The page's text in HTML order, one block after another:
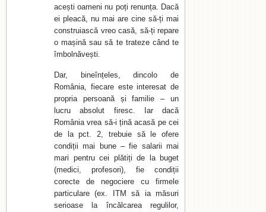
acești oameni nu poți renunța. Dacă
ei pleacă, nu mai are cine să-ți mai
construiască vreo casă, să-ți repare
o mașină sau să te trateze când te
îmbolnăvești.
Dar, bineînțeles, dincolo de
România, fiecare este interesat de
propria persoană și familie – un
lucru absolut firesc. Iar dacă
România vrea să-i țină acasă pe cei
de la pct. 2, trebuie să le ofere
condiții mai bune – fie salarii mai
mari pentru cei plătiți de la buget
(medici, profesori), fie condiții
corecte de negociere cu firmele
particulare (ex. ITM să ia măsuri
serioase la încălcarea regulilor,